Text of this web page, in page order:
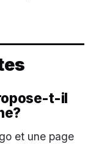
t-il
et une page